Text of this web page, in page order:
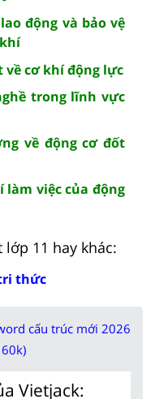
động và bảo vệ
về cơ khí động lực
trong lĩnh vực
về động cơ đốt
làm việc của động
11 hay khác:
thức
cấu trúc mới 2026
Vietjack: